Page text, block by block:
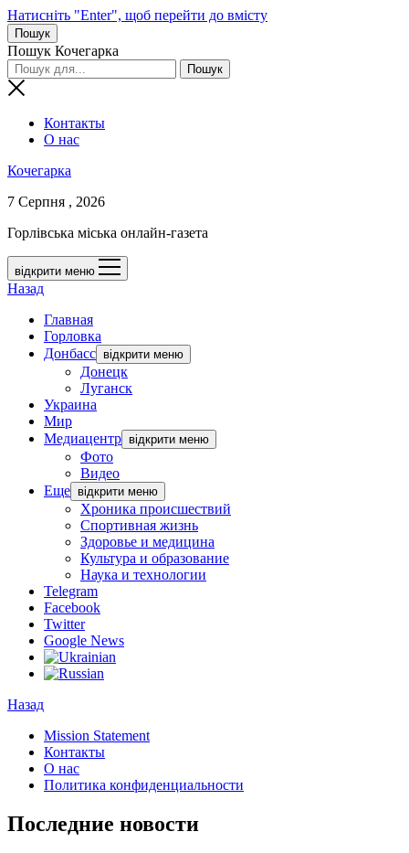
Натисніть "Enter", щоб перейти до вмісту
Пошук
Пошук Кочегарка
Контакты
О нас
Кочегарка
7 Серпня , 2026
Горлівська міська онлайн-газета
відкрити меню
Назад
Главная
Горловка
Донбасс відкрити меню
Донецк
Луганск
Украина
Мир
Медиацентр відкрити меню
Фото
Видео
Еще відкрити меню
Хроника происшествий
Спортивная жизнь
Здоровье и медицина
Культура и образование
Наука и технологии
Telegram
Facebook
Twitter
Google News
Назад
Mission Statement
Контакты
О нас
Политика конфиденциальности
Последние новости